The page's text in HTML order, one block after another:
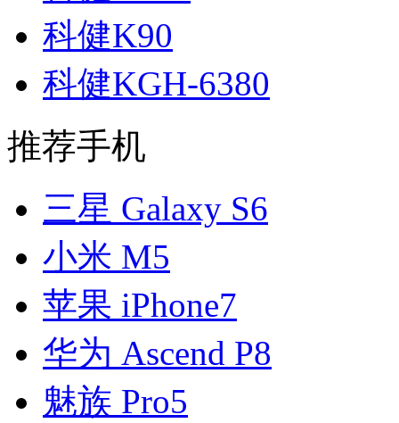
科健K90
科健KGH-6380
推荐手机
三星 Galaxy S6
小米 M5
苹果 iPhone7
华为 Ascend P8
魅族 Pro5